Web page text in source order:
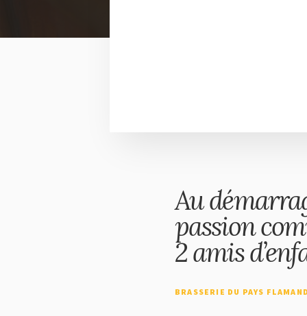
Au
passion
2 amis
BRASSERIE DU PAYS